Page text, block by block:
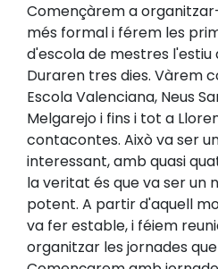
Començàrem a
més formal i férem les
d'escola de mestres l'estiu
Duraren tres dies. Vàrem
Escola Valenciana, Neus
Melgarejo i fins i tot a
contacontes. Això va ser
interessant, amb quasi
la veritat és que va ser un
potent. A partir d'aquell
va fer estable, i féiem
organitzar les jornades